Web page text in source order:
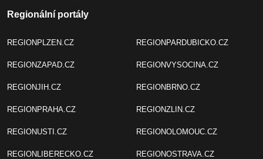
Regionální portály
REGIONPLZEN.CZ
REGIONZAPAD.CZ
REGIONJIH.CZ
REGIONPRAHA.CZ
REGIONUSTI.CZ
REGIONLIBERECKO.CZ
REGIONPARDUBICKO.CZ
REGIONVYSOCINA.CZ
REGIONBRNO.CZ
REGIONZLIN.CZ
REGIONOLOMOUC.CZ
REGIONOSTRAVA.CZ